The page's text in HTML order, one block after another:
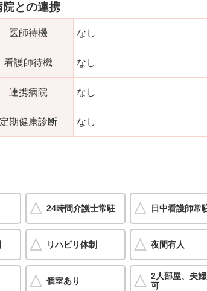
院との連携
医師待機 なし
看護師待機 なし
連携病院 なし
定期健康診断 なし
24時間介護士常駐 日中看護師常
リハビリ体制 夜間有人
個室あり
2人部屋、夫
可